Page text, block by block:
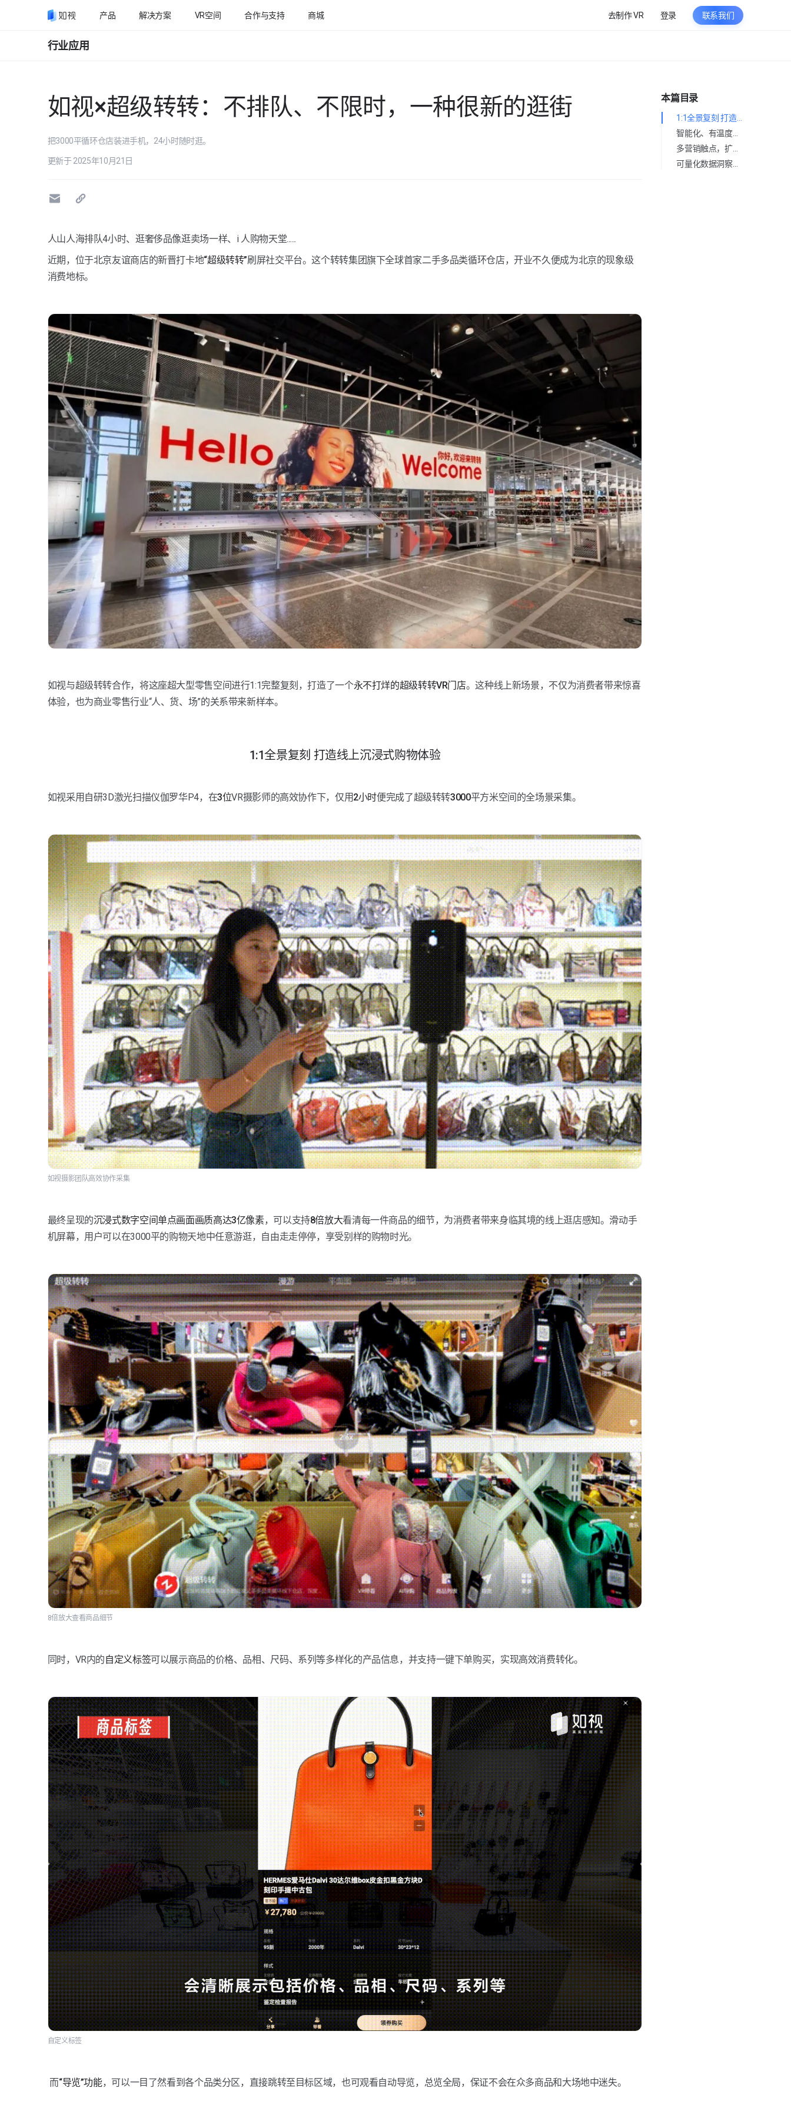
产品 解决方案 VR空间 合作与支持 商城 去制作 VR 登录 联系我们
行业应用
如视×超级转转：不排队、不限时，一种很新的逛街
把3000平循环仓店装进手机，24小时随时逛。
更新于 2025年10月21日
人山人海排队4小时、逛奢侈品像逛卖场一样、i 人购物天堂......
近期，位于北京友谊商店的新晋打卡地“超级转转”刷屏社交平台。这个转转集团旗下全球首家二手多品类循环仓店，开业不久便成为北京的现象级
消费地标。
如视与超级转转合作，将这座超大型零售空间进行1:1完整复刻，打造了一个永不打烊的超级转转VR门店。这种线上新场景，不仅为消费者带来惊喜
体验，也为商业零售行业“人、货、场”的关系带来新样本。
1:1全景复刻 打造线上沉浸式购物体验
如视采用自研3D激光扫描仪伽罗华P4，在3位VR摄影师的高效协作下，仅用2小时便完成了超级转转3000平方米空间的全场景采集。
如视摄影团队高效协作采集
最终呈现的沉浸式数字空间单点画面画质高达3亿像素，可以支持8倍放大看清每一件商品的细节，为消费者带来身临其境的线上逛店感知。滑动手
机屏幕，用户可以在3000平的购物天地中任意游逛，自由走走停停，享受别样的购物时光。
8倍放大查看商品细节
同时，VR内的自定义标签可以展示商品的价格、品相、尺码、系列等多样化的产品信息，并支持一键下单购买，实现高效消费转化。
自定义标签
而“导览”功能，可以一目了然看到各个品类分区，直接跳转至目标区域，也可观看自动导览，总览全局，保证不会在众多商品和大场地中迷失。
本篇目录
1:1全景复刻 打造线上沉浸式购物体验
智能化、有温度，消费者线上服务新方式
多营销触点，扩展沉浸式营销边界
可量化数据洞察，助力经营效率提升